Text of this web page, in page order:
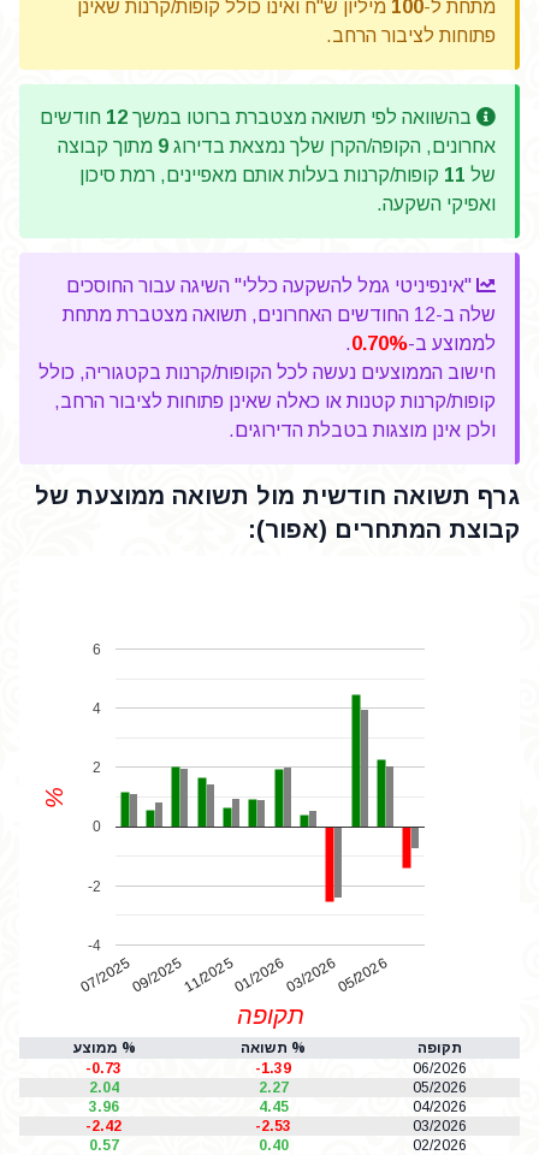
מתחת ל-100 מיליון ש"ח ואינו כולל קופות/קרנות שאינן
פתוחות לציבור הרחב.
בהשוואה לפי תשואה מצטברת ברוטו במשך 12 חודשים
אחרונים, הקופה/הקרן שלך נמצאת בדירוג 9 מתוך קבוצה
של 11 קופות/קרנות בעלות אותם מאפיינים, רמת סיכון
ואפיקי השקעה.
"אינפיניטי גמל להשקעה כללי" השיגה עבור החוסכים
שלה ב-12 החודשים האחרונים, תשואה מצטברת מתחת
לממוצע ב-0.70%
.
חישוב הממוצעים נעשה לכל הקופות/קרנות בקטגוריה, כולל
קופות/קרנות קטנות או כאלה שאינן פתוחות לציבור הרחב,
ולכן אינן מוצגות בטבלת הדירוגים.
גרף תשואה חודשית מול תשואה ממוצעת של
קבוצת המתחרים (אפור):
07/202509/202511/202501/202603/202605/2026
-4
-2
0
2
4
6
תקופה
%
תקופה % תשואה
% ממוצע
06/2026
-1.39
-0.73
05/2026
2.27
2.04
04/2026
4.45
3.96
03/2026
-2.53
-2.42
02/2026
0.40
0.57